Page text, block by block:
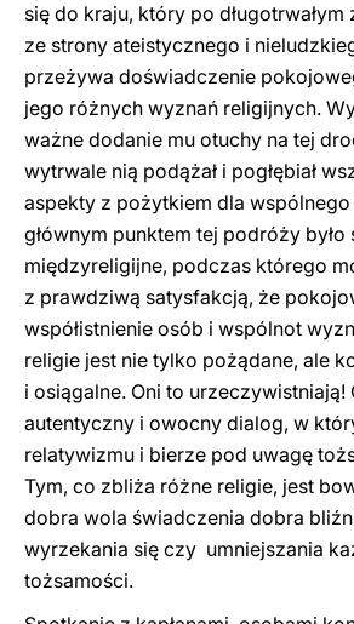
się do kraju, który po
ze strony ateistycznego i
przeżywa doświadczenie
jego różnych wyznań religijnych.
ważne dodanie mu otuchy na tej
wytrwale nią podążał i pogłębiał
aspekty z pożytkiem dla
głównym punktem tej podróży było
międzyreligijne, podczas którego
z prawdziwą satysfakcją, że
współistnienie osób i wspólnot
religie jest nie tylko pożądane, ale
i osiągalne. Oni to urzeczywistniają!
autentyczny i owocny dialog, w
relatywizmu i bierze pod uwagę
Tym, co zbliża różne religie, jest
dobra wola świadczenia dobra
wyrzekania się czy umniejszania
tożsamości.